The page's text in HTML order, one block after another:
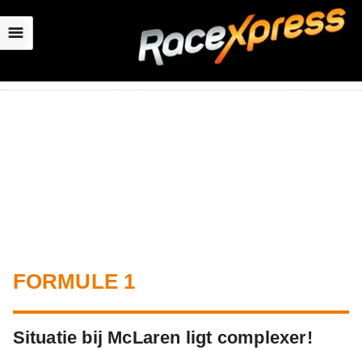
☰
FORMULE 1
Situatie bij McLaren ligt complexer!